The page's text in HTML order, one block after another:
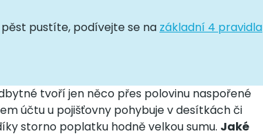
pustíte, podívejte se na základní 4 pravidla
tvoří jen něco přes polovinu naspořené
účtu u pojišťovny pohybuje v desítkách či
storno poplatku hodně velkou sumu. Jaké